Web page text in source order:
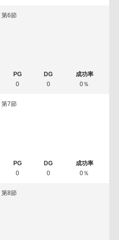
第6節
0 0 0％
第7節
0 0 0％
第8節